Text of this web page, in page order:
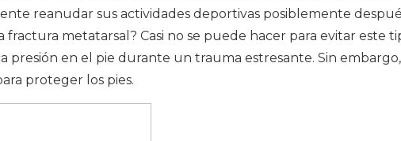
reanudar sus actividades deportivas posiblemente
fractura metatarsal? Casi no se puede hacer para evitar este
presión en el pie durante un trauma estresante. Sin
proteger los pies.